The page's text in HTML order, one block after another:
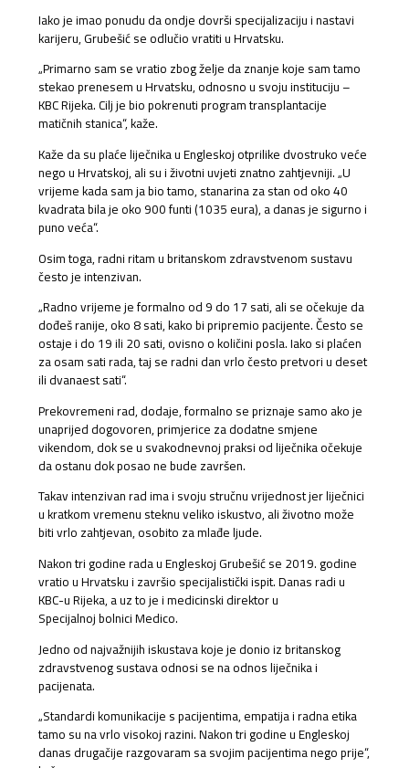
Iako je imao ponudu da ondje dovrši specijalizaciju i nastavi
karijeru, Grubešić se odlučio vratiti u Hrvatsku.
„Primarno sam se vratio zbog želje da znanje koje sam tamo
stekao prenesem u Hrvatsku, odnosno u svoju instituciju –
KBC Rijeka. Cilj je bio pokrenuti program transplantacije
matičnih stanica“, kaže.
Kaže da su plaće liječnika u Engleskoj otprilike dvostruko veće
nego u Hrvatskoj, ali su i životni uvjeti znatno zahtjevniji. „U
vrijeme kada sam ja bio tamo, stanarina za stan od oko 40
kvadrata bila je oko 900 funti (1035 eura), a danas je sigurno i
puno veća“.
Osim toga, radni ritam u britanskom zdravstvenom sustavu
često je intenzivan.
„Radno vrijeme je formalno od 9 do 17 sati, ali se očekuje da
dođeš ranije, oko 8 sati, kako bi pripremio pacijente. Često se
ostaje i do 19 ili 20 sati, ovisno o količini posla. Iako si plaćen
za osam sati rada, taj se radni dan vrlo često pretvori u deset
ili dvanaest sati“.
Prekovremeni rad, dodaje, formalno se priznaje samo ako je
unaprijed dogovoren, primjerice za dodatne smjene
vikendom, dok se u svakodnevnoj praksi od liječnika očekuje
da ostanu dok posao ne bude završen.
Takav intenzivan rad ima i svoju stručnu vrijednost jer liječnici
u kratkom vremenu steknu veliko iskustvo, ali životno može
biti vrlo zahtjevan, osobito za mlađe ljude.
Nakon tri godine rada u Engleskoj Grubešić se 2019. godine
vratio u Hrvatsku i završio specijalistički ispit. Danas radi u
KBC-u Rijeka, a uz to je i medicinski direktor u
Specijalnoj bolnici Medico.
Jedno od najvažnijih iskustava koje je donio iz britanskog
zdravstvenog sustava odnosi se na odnos liječnika i
pacijenata.
„Standardi komunikacije s pacijentima, empatija i radna etika
tamo su na vrlo visokoj razini. Nakon tri godine u Engleskoj
danas drugačije razgovaram sa svojim pacijentima nego prije“,